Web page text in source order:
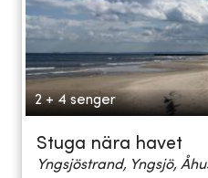
2 + 4 senger
Stuga nära havet
Yngsjöstrand, Yngsjö,